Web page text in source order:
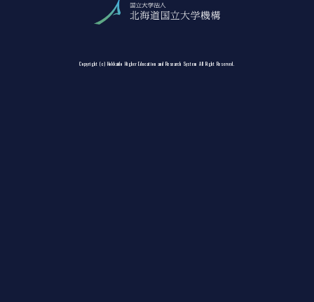
Copyright (c) Hokkaido Higher Education and Research System All Right Reserved.